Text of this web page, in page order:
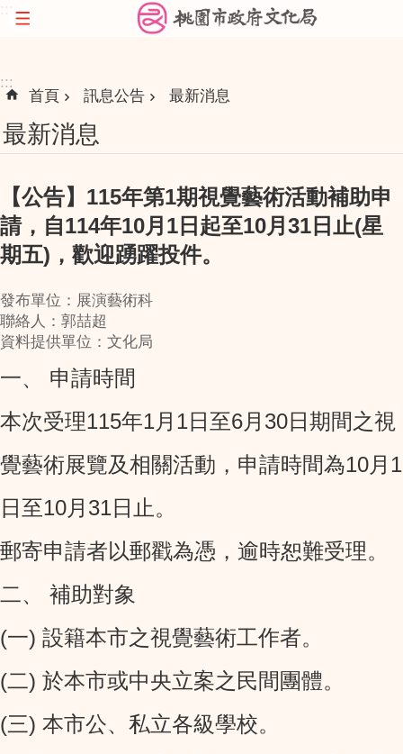
跳到主要內容區塊
:::
首頁 訊息公告 最新消息
最新消息
【公告】115年第1期視覺藝術活動補助申
請，自114年10月1日起至10月31日止(星
期五)，歡迎踴躍投件。
發布單位：展演藝術科
聯絡人：郭喆超
資料提供單位：文化局
一、 申請時間
本次受理115年1月1日至6月30日期間之視
覺藝術展覽及相關活動，申請時間為10月1
日至10月31日止。
郵寄申請者以郵戳為憑，逾時恕難受理。
二、 補助對象
(一) 設籍本市之視覺藝術工作者。
(二) 於本市或中央立案之民間團體。
(三) 本市公、私立各級學校。